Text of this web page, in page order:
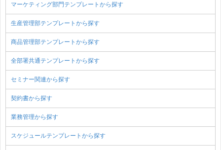
マーケティング部門テンプレートから探す
生産管理部テンプレートから探す
商品管理部テンプレートから探す
全部署共通テンプレートから探す
セミナー関連から探す
契約書から探す
業務管理から探す
スケジュールテンプレートから探す